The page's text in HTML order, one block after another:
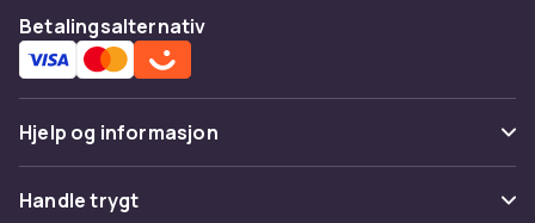
Betalingsalternativ
Hjelp og informasjon
Vanlige spørsmål
Handle trygt